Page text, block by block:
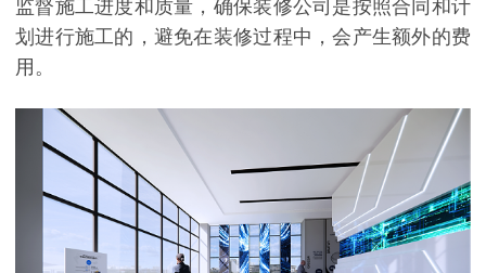
监督施工进度和质量，确保装修公司是按照合同和计
划进行施工的，避免在装修过程中，会产生额外的费
用。